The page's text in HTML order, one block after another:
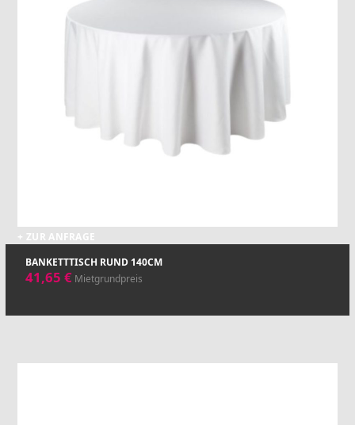
+ ZUR ANFRAGE
BANKETTTISCH RUND 140CM
41,65€ Mietgrundpreis